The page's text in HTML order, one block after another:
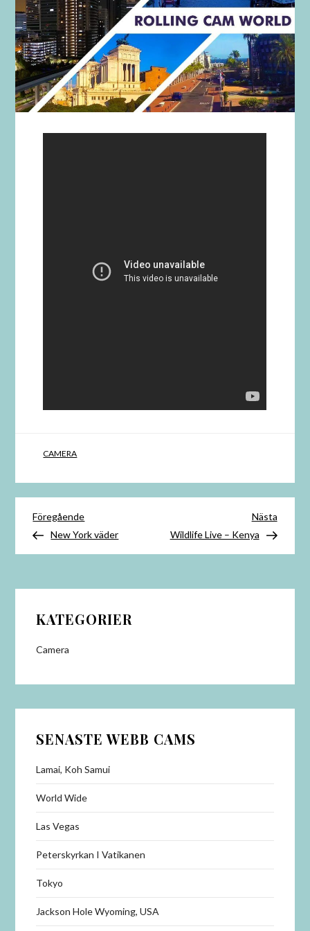
CAMERA
Inläggsnavigering
Föregående
inlägg
Föregående
New York väder
Nästa
inlägg
Nästa
Wildlife Live – Kenya
KATEGORIER
Camera
SENASTE WEBB CAMS
Lamai, Koh Samui
World Wide
Las Vegas
Peterskyrkan I Vatikanen
Tokyo
Jackson Hole Wyoming, USA